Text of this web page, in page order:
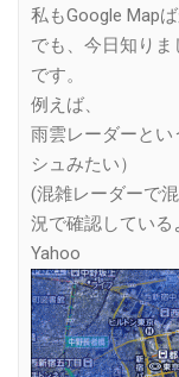
私もGoogle Map
でも、今日知り
です。
例えば、
雨雲レーダーとい
シュみたい）
(混雑レーダーで
況で確認している
Yahoo